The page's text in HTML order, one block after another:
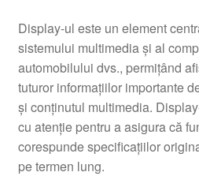
Display-ul este un element
sistemului multimedia și al
automobilului dvs., permițând
tuturor informațiilor importante
și conținutul multimedia.
cu atenție pentru a asigura că
corespunde specificațiilor
pe termen lung.